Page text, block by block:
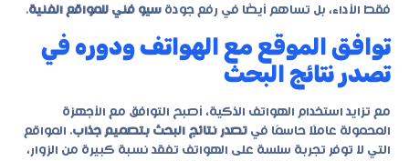
فقط الأداء، بل تساهم أيضًا في رفع جودة سيو فني للمواقع الفنية.
توافق الموقع مع الهواتف ودوره في
تصدر نتائج البحث
مع تزايد استخدام الهواتف الذكية، أصبح التوافق مع الأجهزة
المحمولة عاملًا حاسمًا في تصدر نتائج البحث بتصميم جذاب. المواقع
التي لا توفر تجربة سلسة على الهواتف تفقد نسبة كبيرة من الزوار،